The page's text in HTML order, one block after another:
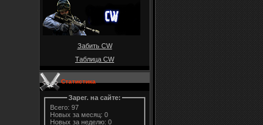
Забить CW
Таблица CW
Статистика
Зарег. на сайте: